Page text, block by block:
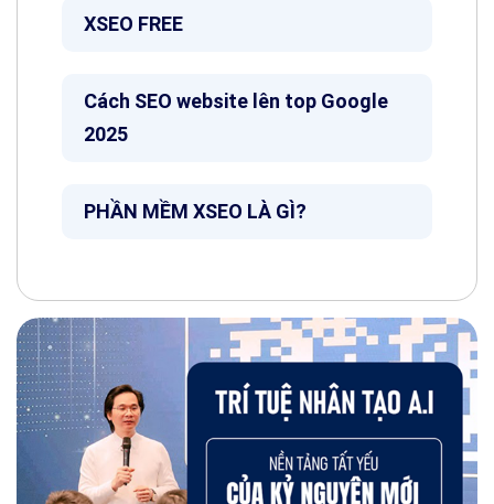
XSEO FREE
Cách SEO website lên top Google
2025
PHẦN MỀM XSEO LÀ GÌ?